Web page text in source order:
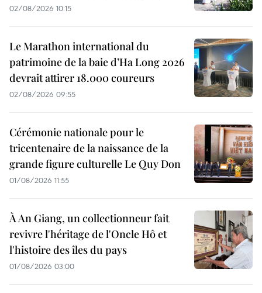
02/08/2026 10:15
Le Marathon international du
patrimoine de la baie d’Ha Long 2026
devrait attirer 18.000 coureurs
02/08/2026 09:55
Cérémonie nationale pour le
tricentenaire de la naissance de la
grande figure culturelle Le Quy Don
01/08/2026 11:55
À An Giang, un collectionneur fait
revivre l'héritage de l'Oncle Hô et
l'histoire des îles du pays
01/08/2026 03:00